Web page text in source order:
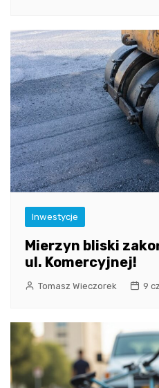
Inwestycje
Mierzyn bliski
ul. Komercyjnej!
Tomasz Wieczorek 9